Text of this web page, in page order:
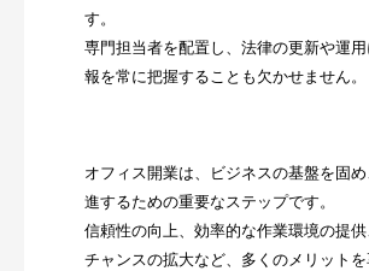
す。
専門担当者を配置し、法律の更新や運
報を常に把握することも欠かせません。
オフィス開業は、ビジネスの基盤を固
進するための重要なステップです。
信頼性の向上、効率的な作業環境の提
チャンスの拡大など、多くのメリットを